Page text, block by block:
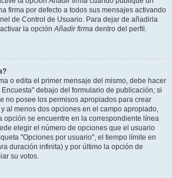
firma por defecto a todos sus mensajes activando
de Control de Usuario. Para dejar de añadirla
la opciónAñadir firma dentro del perfil.
o edita el primer mensaje del mismo, debe hacer
debajo del formulario de publicación; si
no posee los permisos apropiados para crear
al menos dos opciones en el campo apropiado,
opción se encuentre en la correspondiente línea
elegir el número de opciones que el usuario
"Opciones por usuario", el tiempo límite en
duración infinita) y por último la opción de
su votos.